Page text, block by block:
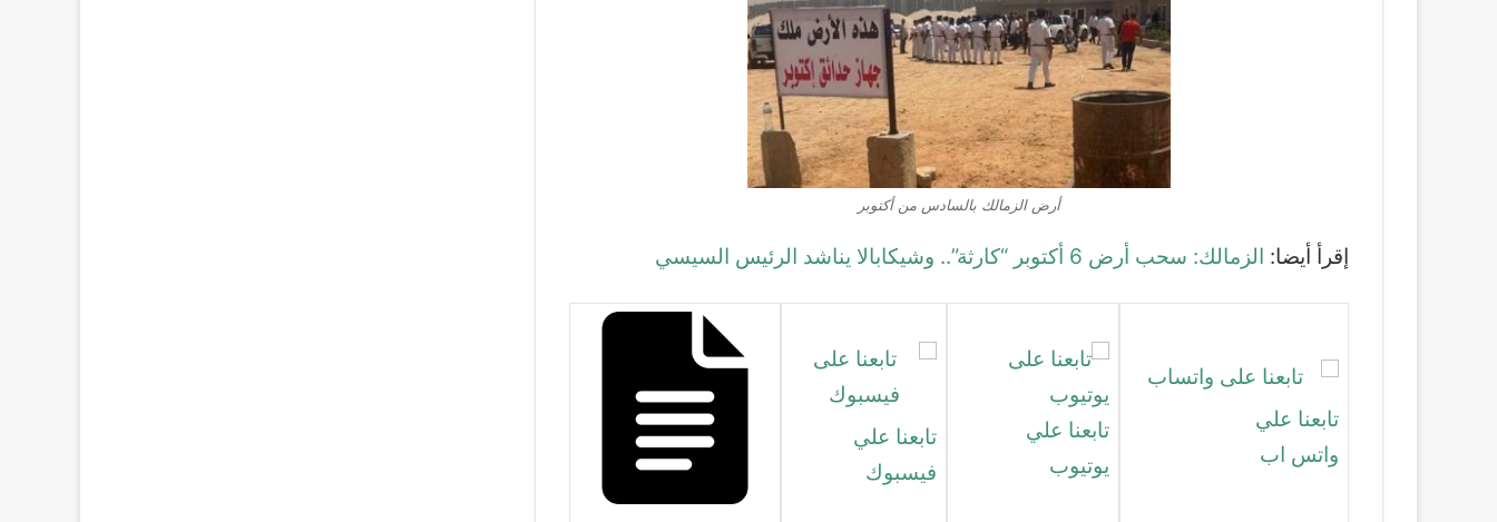
أرض الزمالك بالسادس من أكتوبر
إقرأ أيضا: الزمالك: سحب أرض 6 أكتوبر “كارثة”.. وشيكابالا يناشد الرئيس السيسي
تابعنا علي
واتس اب
تابعنا علي
يوتيوب
تابعنا علي
فيسبوك